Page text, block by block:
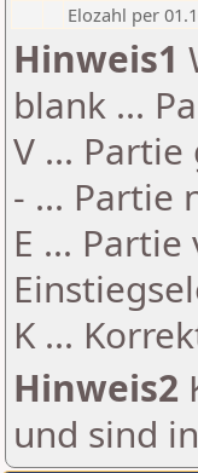
Elozahl per
Hinweis1
blank ...
V ...
- ... Partie
E ...
K ...
Hinweis2
und sind